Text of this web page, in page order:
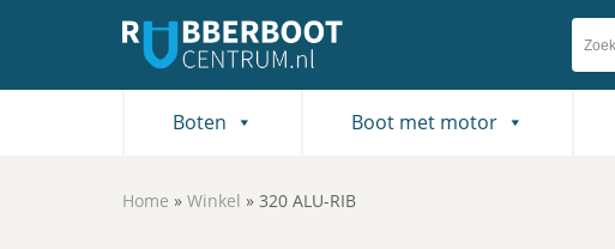
Boten Boot met motor
Home » Winkel » 320 ALU-RIB